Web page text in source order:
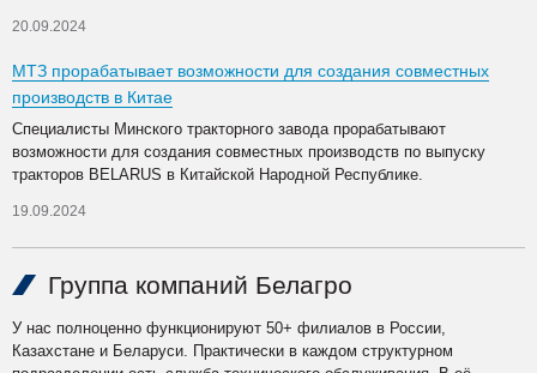
20.09.2024
МТЗ прорабатывает возможности для создания совместных
производств в Китае
Специалисты Минского тракторного завода прорабатывают
возможности для создания совместных производств по выпуску
тракторов BELARUS в Китайской Народной Республике.
19.09.2024
Группа компаний Белагро
У нас полноценно функционируют 50+ филиалов в России,
Казахстане и Беларуси. Практически в каждом структурном